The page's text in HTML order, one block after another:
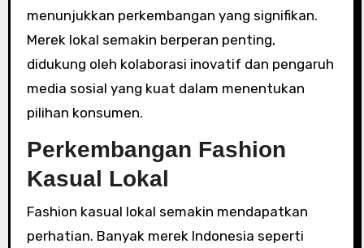
menunjukkan perkembangan yang signifikan.
Merek lokal semakin berperan penting,
didukung oleh kolaborasi inovatif dan pengaruh
media sosial yang kuat dalam menentukan
pilihan konsumen.
Perkembangan Fashion
Kasual Lokal
Fashion kasual lokal semakin mendapatkan
perhatian. Banyak merek Indonesia seperti